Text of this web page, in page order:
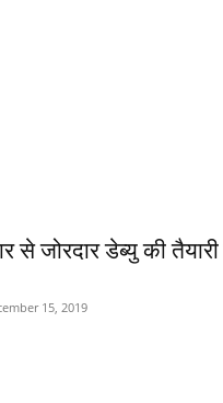
से जोरदार डेब्‍यु की तैयारी
15, 2019